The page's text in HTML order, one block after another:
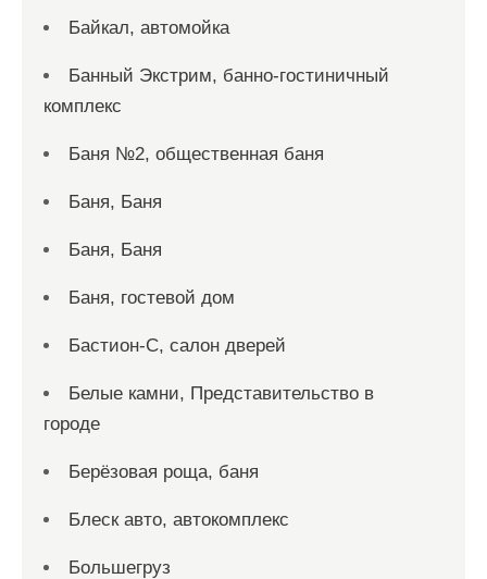
Байкал, автомойка
Банный Экстрим, банно-гостиничный
комплекс
Баня №2, общественная баня
Баня, Баня
Баня, Баня
Баня, гостевой дом
Бастион-С, салон дверей
Белые камни, Представительство в
городе
Берёзовая роща, баня
Блеск авто, автокомплекс
Большегруз